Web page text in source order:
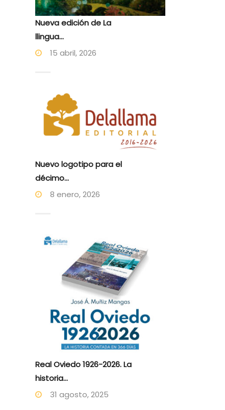
Nueva edición de La
llingua...
15 abril, 2026
Nuevo logotipo para el
décimo...
8 enero, 2026
Real Oviedo 1926-2026. La
historia...
31 agosto, 2025